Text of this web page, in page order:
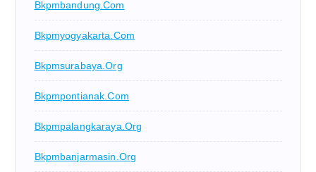
Bkpmbandung.com
Bkpmyogyakarta.com
Bkpmsurabaya.org
Bkpmpontianak.com
Bkpmpalangkaraya.org
Bkpmbanjarmasin.org